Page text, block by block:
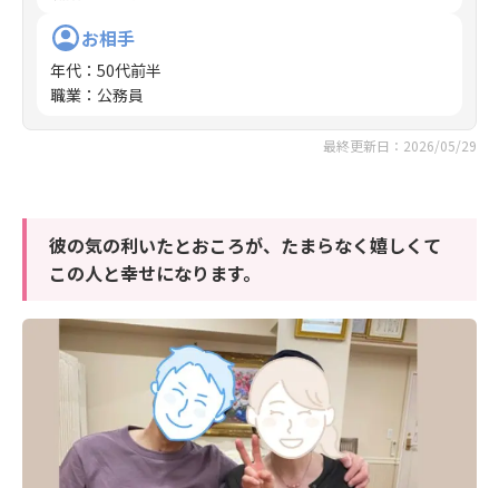
お相手
年代 ： 50代前半
職業 ： 公務員
最終更新日：2026/05/29
彼の気の利いたとおころが、たまらなく嬉しくて
この人と幸せになります。